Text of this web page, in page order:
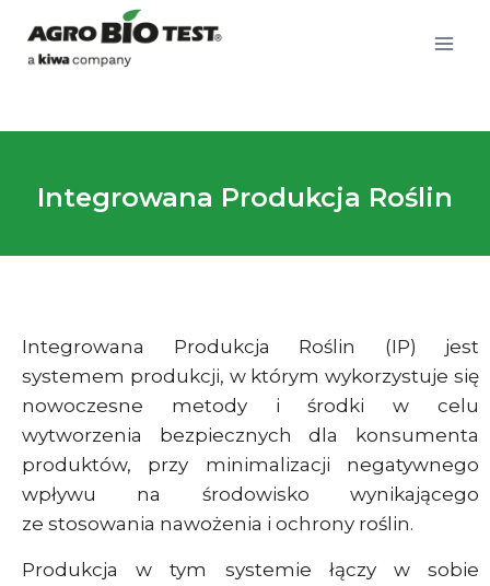
Integrowana Produkcja Roślin
Integrowana Produkcja Roślin (IP) jest
systemem produkcji, w którym wykorzystuje się
nowoczesne metody i środki w celu
wytworzenia bezpiecznych dla konsumenta
produktów, przy minimalizacji negatywnego
wpływu na środowisko wynikającego
ze stosowania nawożenia i ochrony roślin.
Produkcja w tym systemie łączy w sobie